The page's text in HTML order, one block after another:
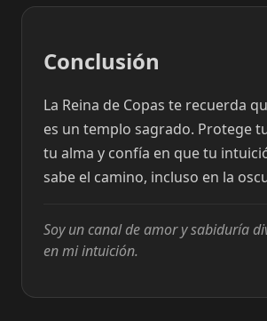
Conclusión
La Reina de Copas te recuerda
es un templo sagrado. Protege
tu alma y confía en que tu
sabe el camino, incluso en la
Soy un canal de amor y sabiduría
en mi intuición.